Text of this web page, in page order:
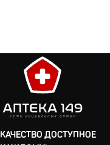
КАЧЕСТВО ДОСТУПНОЕ